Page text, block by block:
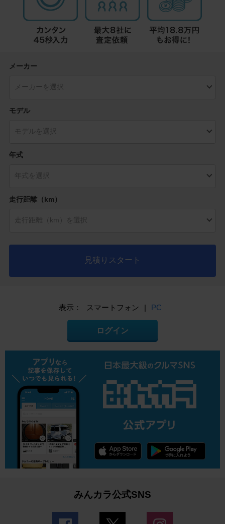
メーカー
モデル
年式
走行距離（km）
見積りスタート
表示： スマートフォン | PC
ログイン
みんカラ公式SNS